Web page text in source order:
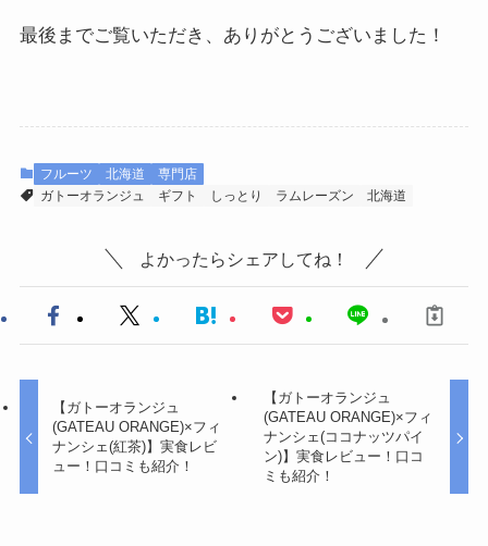
最後までご覧いただき、ありがとうございました！
フルーツ 北海道
専門店
ガトーオランジュ
ギフト しっとり ラムレーズン 北海道
よかったらシェアしてね！
【ガトーオランジュ
(GATEAU ORANGE)×フィ
ナンシェ(紅茶)】実食レビ
ュー！口コミも紹介！
【ガトーオランジュ
(GATEAU ORANGE)×フィ
ナンシェ(ココナッツパイ
ン)】実食レビュー！口コ
ミも紹介！